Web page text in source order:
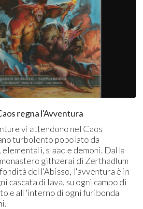
regna l'Avventura
vi attendono nel Caos
turbolento popolato da
slaad e demoni. Dalla
githzerai di Zerthadlum
dell'Abisso, l'avventura è in
cascata di lava, su ogni campo di
e all'interno di ogni furibonda